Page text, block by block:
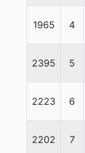
1965 4
2395 5
2223 6
2202 7